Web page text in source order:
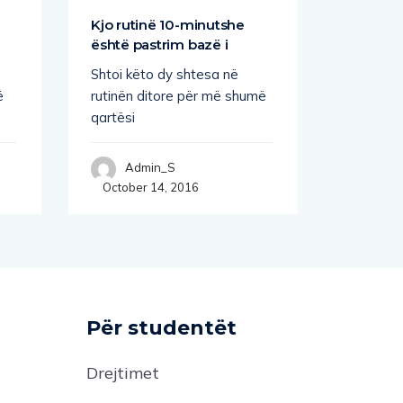
Kjo rutinë 10-minutshe
është pastrim bazë i
Shtoi këto dy shtesa në
rutinën ditore për më shumë
qartësi
Admin_S
October 14, 2016
Për studentët
Drejtimet